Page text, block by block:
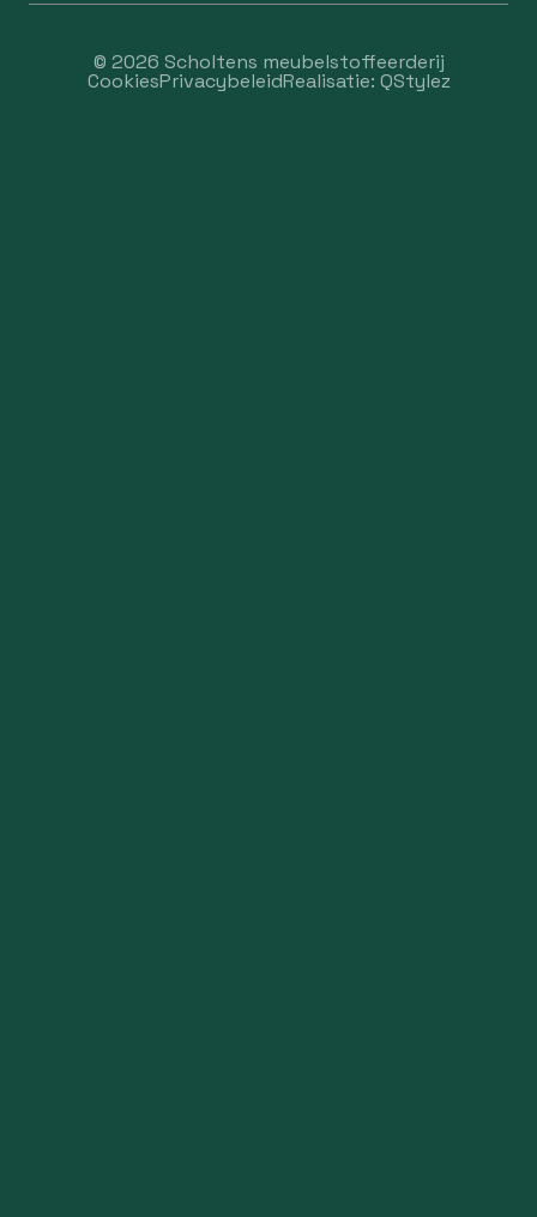
© 2026 Scholtens meubelstoffeerderij
CookiesPrivacybeleidRealisatie: QStylez